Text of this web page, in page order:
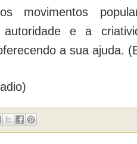
movimentos
autoridade e a
a sua ajuda.